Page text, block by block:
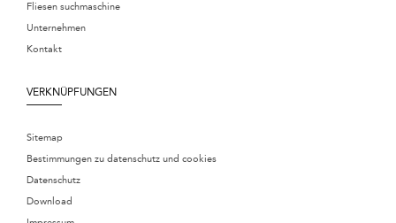
Fliesen suchmaschine
Unternehmen
Kontakt
VERKNÜPFUNGEN
Sitemap
Bestimmungen zu datenschutz und cookies
Datenschutz
Download